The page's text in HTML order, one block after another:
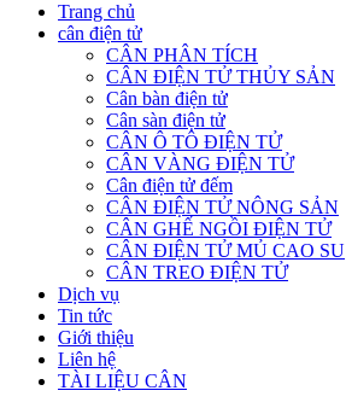
Trang chủ
cân điện tử
CÂN PHÂN TÍCH
CÂN ĐIỆN TỬ THỦY SẢN
Cân bàn điện tử
Cân sàn điện tử
CÂN Ô TÔ ĐIỆN TỬ
CÂN VÀNG ĐIỆN TỬ
Cân điện tử đếm
CÂN ĐIỆN TỬ NÔNG SẢN
CÂN GHẾ NGỒI ĐIỆN TỬ
CÂN ĐIỆN TỬ MỦ CAO SU
CÂN TREO ĐIỆN TỬ
Dịch vụ
Tin tức
Giới thiệu
Liên hệ
TÀI LIỆU CÂN